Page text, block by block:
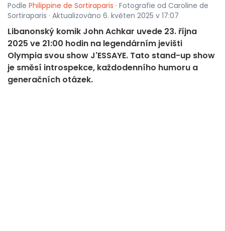
Podle Philippine de Sortiraparis · Fotografie od Caroline de
Sortiraparis · Aktualizováno 6. květen 2025 v 17:07
Libanonský komik John Achkar uvede 23. října
2025 ve 21:00 hodin na legendárním jevišti
Olympia svou show J'ESSAYE. Tato stand-up show
je směsí introspekce, každodenního humoru a
generačních otázek.